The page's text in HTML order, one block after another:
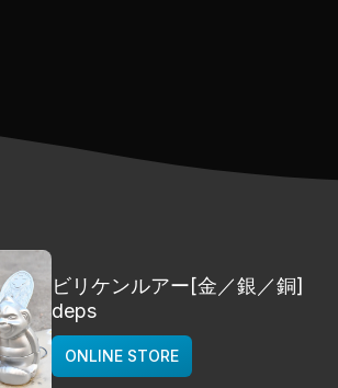
ビリケンルアー[金／銀／銅]
deps
ONLINE STORE